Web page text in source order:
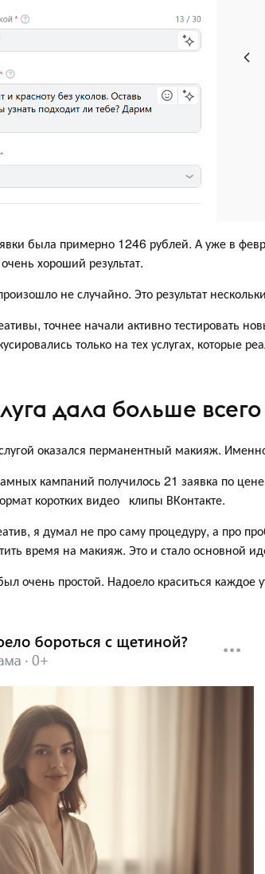
была примерно 1246 рублей. А уже в
хороший результат.
не случайно. Это результат
точнее начали активно тестировать
только на тех услугах, которые
дала больше
оказался перманентный макияж.
кампаний получилось 21 заявка по
коротких видео клипы ВКонтакте.
я думал не про саму процедуру, а про
время на макияж. Это и стало основной
очень простой. Надоело краситься